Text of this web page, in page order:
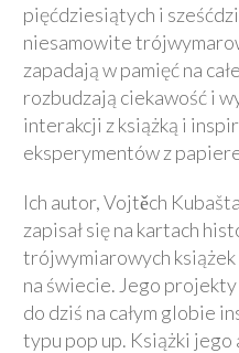
pięćdziesiątych i
niesamowite
zapadają w pamięć na
rozbudzają ciekawość i
interakcji z książką i
eksperymentów z
Ich autor, Vojtěch
zapisał się na kartach
trójwymiarowych
na świecie. Jego
do dziś na całym globie
typu pop up. Książki